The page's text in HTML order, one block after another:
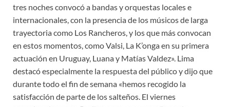
tres noches convocó a bandas y orquestas locales e
internacionales, con la presencia de los músicos de larga
trayectoria como Los Rancheros, y los que más convocan
en estos momentos, como Valsi, La K’onga en su primera
actuación en Uruguay, Luana y Matías Valdez». Lima
destacó especialmente la respuesta del público y dijo que
durante todo el fin de semana «hemos recogido la
satisfacción de parte de los salteños. El viernes